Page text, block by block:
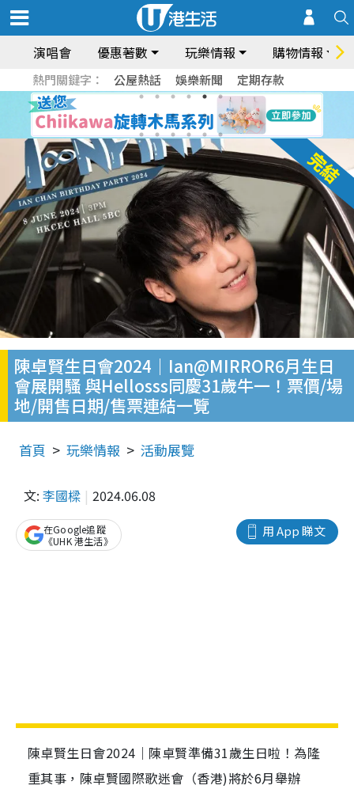
演唱會 優惠著數 玩樂情報 購物情報
熱門關鍵字： 公屋熱話 娛樂新聞 定期存款
陳卓賢生日會2024｜Ian@MIRROR6月生日
會展開騷 與Hellosss同慶31歲牛一！票價/場
地/開售日期/售票連結一覽
首頁 玩樂情報 活動展覽
文: 李國樑 2024.06.08
用 App 睇文
在Google追蹤
《UHK 港生活》
陳卓賢生日會2024｜陳卓賢準備31歲生日啦！為隆
重其事，陳卓賢國際歌迷會（香港)將於6月舉辦